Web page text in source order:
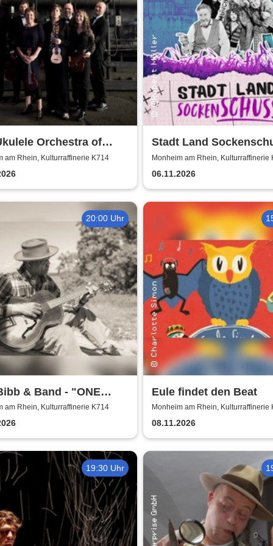
Orchestra of
Britain
am Rhein, Kulturraffinerie K714
Stadt Land
Kabarett-Theater Distel
Monheim am Rhein, Kulturraffinerie
06.11.2026
20:00 Uhr
& Band - "ONE
World Tour
am Rhein, Kulturraffinerie K714
Eule findet den Beat
Monheim am Rhein, Kulturraffinerie
08.11.2026
19:30 Uhr